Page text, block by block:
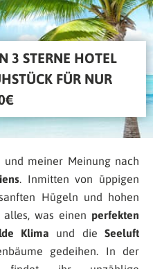
3 STERNE HOTEL
FÜR NUR
meiner Meinung nach
. Inmitten von üppigen
Hügeln und hohen
was einen perfekten
Klima und dieSeeluft
gedeihen. In der